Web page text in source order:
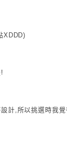
XDDD)
計,所以挑選時我